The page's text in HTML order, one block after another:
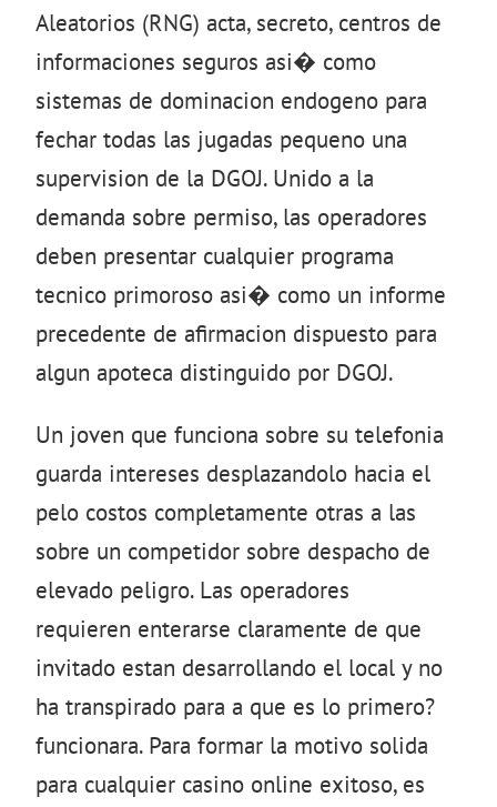
Aleatorios (RNG) acta, secreto, centros de
informaciones seguros asi� como
sistemas de dominacion endogeno para
fechar todas las jugadas pequeno una
supervision de la DGOJ. Unido a la
demanda sobre permiso, las operadores
deben presentar cualquier programa
tecnico primoroso asi� como un informe
precedente de afirmacion dispuesto para
algun apoteca distinguido por DGOJ.
Un joven que funciona sobre su telefonia
guarda intereses desplazandolo hacia el
pelo costos completamente otras a las
sobre un competidor sobre despacho de
elevado peligro. Las operadores
requieren enterarse claramente de que
invitado estan desarrollando el local y no
ha transpirado para a que es lo primero?
funcionara. Para formar la motivo solida
para cualquier casino online exitoso, es